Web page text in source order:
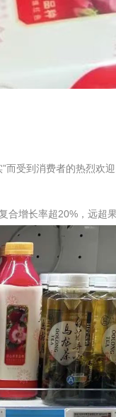
受到消费者的热烈欢迎
增长率超20%，远超